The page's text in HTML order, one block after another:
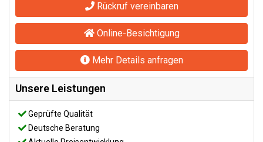
Rückruf vereinbaren
Online-Besichtigung
Mehr Details anfragen
Unsere Leistungen
Geprüfte Qualität
Deutsche Beratung